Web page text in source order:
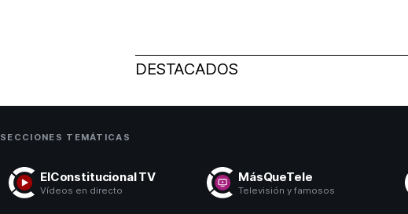
DESTACADOS
SECCIONES TEMÁTICAS
ElConstitucional TV
Vídeos en directo
MásQueTele
Televisión y famosos